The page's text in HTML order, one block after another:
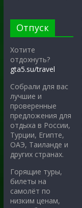
Отпуск
Хотите
отдохнуть?
gta5.su/travel
Собрали для вас
лучшие и
проверенные
предложения для
отдыха в России,
Турции, Египте,
ОАЭ, Таиланде и
других странах.
Горящие туры,
билеты на
самолёт по
низким ценам,